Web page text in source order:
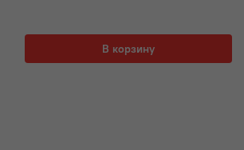
В корзину